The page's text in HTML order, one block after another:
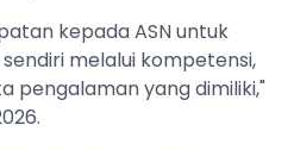
kepada ASN untuk
melalui kompetensi,
pengalaman yang dimiliki,"